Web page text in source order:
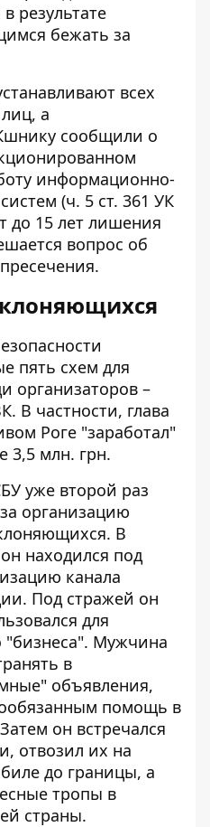
результате
бежать за
всех
а
сообщили о
информационно-
(ч. 5 ст. 361 УК
до 15 лет лишения
вопрос об
пять схем для
организаторов –
В частности, глава
Роге "заработал"
3,5 млн. грн.
уже второй раз
организацию
. В
находился под
канала
Под стражей он
для
"бизнеса". Мужчина
в
объявления,
помощь в
он встречался
отвозил их на
до границы, а
тропы в
страны.